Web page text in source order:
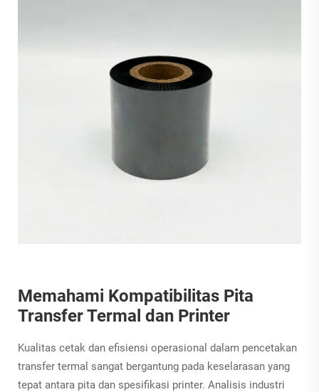
Memahami Kompatibilitas Pita
Transfer Termal dan Printer
Kualitas cetak dan efisiensi operasional dalam pencetakan
transfer termal sangat bergantung pada keselarasan yang
tepat antara pita dan spesifikasi printer. Analisis industri